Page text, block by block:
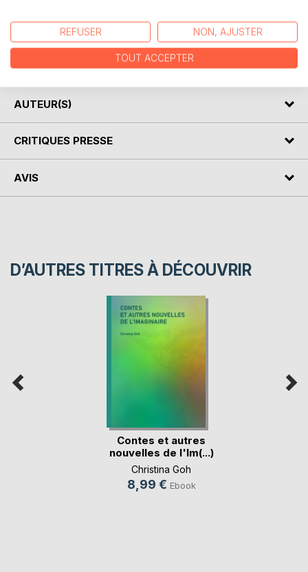
Une exploration artistique surprenante qui ne peut
s'expliquer...
A découvrir de toute urgence !
AUTEUR(S)
CRITIQUES PRESSE
AVIS
D’AUTRES TITRES À DÉCOUVRIR
Contes et autres
nouvelles de l'Im(...)
Christina Goh
8,99 € Ebook
REFUSER NON, AJUSTER
TOUT ACCEPTER